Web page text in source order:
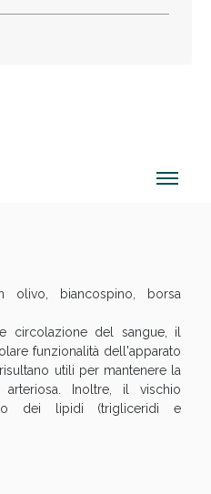
olivo, biancospino, borsa
circolazione del sangue, il
funzionalità dell'apparato
utili per mantenere la
arteriosa. Inoltre, il vischio
dei lipidi (trigliceridi e